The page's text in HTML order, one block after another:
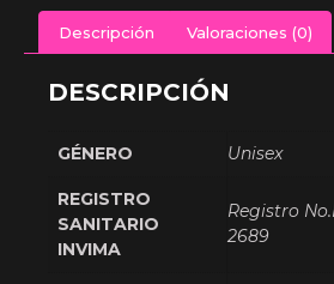
Descripción Valoraciones (0)
DESCRIPCIÓN
GÉNERO Unisex
REGISTRO
SANITARIO
INVIMA
Registro
2689